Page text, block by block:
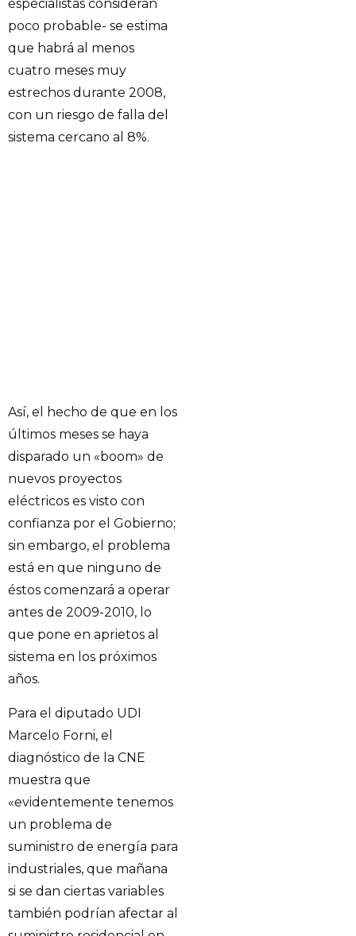
especialistas consideran
poco probable- se estima
que habrá al menos
cuatro meses muy
estrechos durante 2008,
con un riesgo de falla del
sistema cercano al 8%.
Así, el hecho de que en los
últimos meses se haya
disparado un «boom» de
nuevos proyectos
eléctricos es visto con
confianza por el Gobierno;
sin embargo, el problema
está en que ninguno de
éstos comenzará a operar
antes de 2009-2010, lo
que pone en aprietos al
sistema en los próximos
años.
Para el diputado UDI
Marcelo Forni, el
diagnóstico de la CNE
muestra que
«evidentemente tenemos
un problema de
suministro de energía para
industriales, que mañana
si se dan ciertas variables
también podrían afectar al